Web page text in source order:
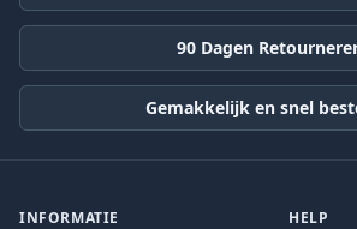
90 Dagen
Gemakkelijk en snel
INFORMATIE HELP